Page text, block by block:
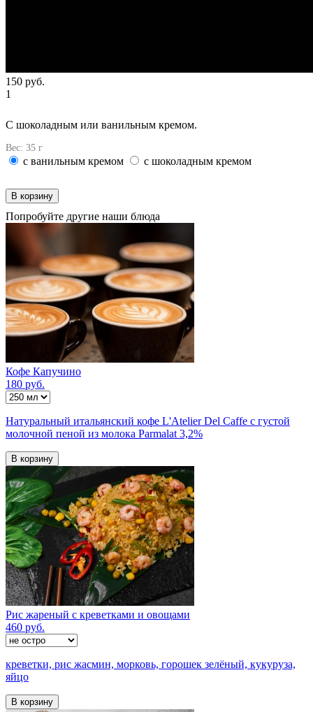
150 руб.
1
С шоколадным или ванильным кремом.
Вес: 35 г
с ванильным кремом с шоколадным кремом
В корзину
Попробуйте другие наши блюда
Кофе Капучино
180 руб.
Натуральный итальянский кофе L'Atelier Del Caffe с густой
молочной пеной из молока Parmalat 3,2%
В корзину
Рис жареный с креветками и овощами
460 руб.
креветки, рис жасмин, морковь, горошек зелёный, кукуруза,
яйцо
В корзину